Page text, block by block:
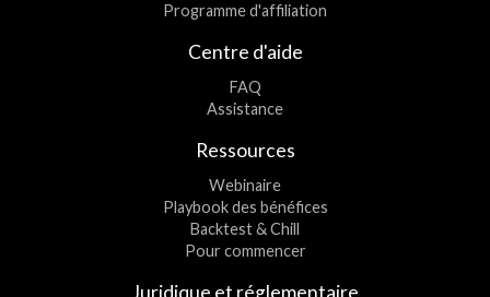
Programme d'affiliation
Centre d'aide
FAQ
Assistance
Ressources
Webinaire
Playbook des bénéfices
Backtest & Chill
Pour commencer
Juridique et réglementaire